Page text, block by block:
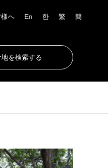
へ En 한 繁 簡
区